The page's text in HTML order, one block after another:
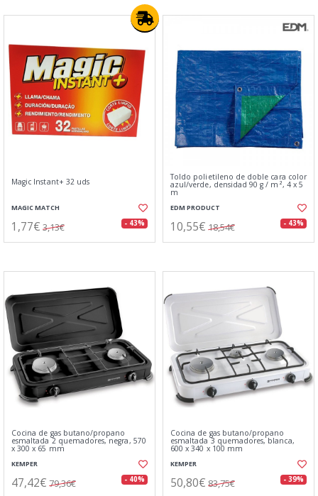
Magic Instant+ 32 uds
MAGIC MATCH
1,77€ 3,13€ - 43%
Toldo polietileno de doble cara color
azul/verde, densidad 90 g / m², 4 x 5
m
EDM PRODUCT
10,55€ 18,54€ - 43%
Cocina de gas butano/propano
esmaltada 2 quemadores, negra, 570
x 300 x 65 mm
KEMPER
47,42€ 79,36€ - 40%
Cocina de gas butano/propano
esmaltada 3 quemadores, blanca,
600 x 340 x 100 mm
KEMPER
50,80€ 83,75€ - 39%